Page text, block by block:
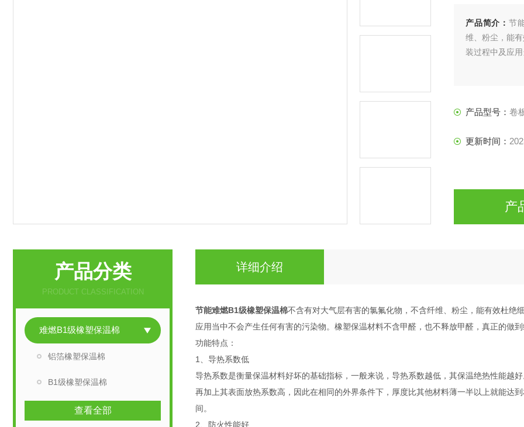
产品简介：节
维、粉尘，能
装过程中及应
产品型号： 卷
更新时间：
产
产品分类
PRODUCT CLASSIFICATION
难燃B1级橡塑保温棉
铝箔橡塑保温棉
B1级橡塑保温棉
查看全部
详细介绍
节能难燃B1级橡塑保温棉不含有对大气层有害的氯氟化物，不含纤维、粉尘，能有效杜绝
应用当中不会产生任何有害的污染物。橡塑保温材料不含甲醛，也不释放甲醛，真正的做
功能特点：
1、导热系数低
导热系数是衡量保温材料好坏的基础指标，一般来说，导热系数越低，其保温绝热性能越
再加上其表面放热系数高，因此在相同的外界条件下，厚度比其他材料薄一半以上就能达
间。
2、防火性能好